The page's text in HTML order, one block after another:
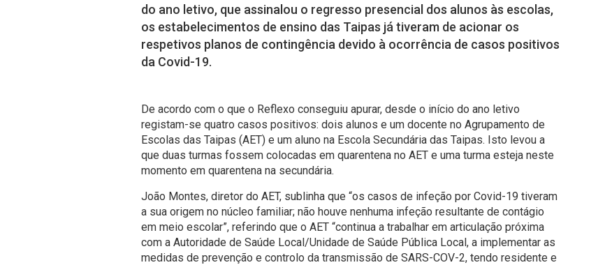
do ano letivo, que assinalou o regresso presencial dos alunos às escolas,
os estabelecimentos de ensino das Taipas já tiveram de acionar os
respetivos planos de contingência devido à ocorrência de casos positivos
da Covid-19.
De acordo com o que o Reflexo conseguiu apurar, desde o início do ano letivo
registam-se quatro casos positivos: dois alunos e um docente no Agrupamento de
Escolas das Taipas (AET) e um aluno na Escola Secundária das Taipas. Isto levou a
que duas turmas fossem colocadas em quarentena no AET e uma turma esteja neste
momento em quarentena na secundária.
João Montes, diretor do AET, sublinha que “os casos de infeção por Covid-19 tiveram
a sua origem no núcleo familiar; não houve nenhuma infeção resultante de contágio
em meio escolar”, referindo que o AET “continua a trabalhar em articulação próxima
com a Autoridade de Saúde Local/Unidade de Saúde Pública Local, a implementar as
medidas de prevenção e controlo da transmissão de SARS-COV-2, tendo residente e